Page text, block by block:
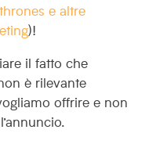
e altre
)!
il fatto che
è rilevante
offrire e non